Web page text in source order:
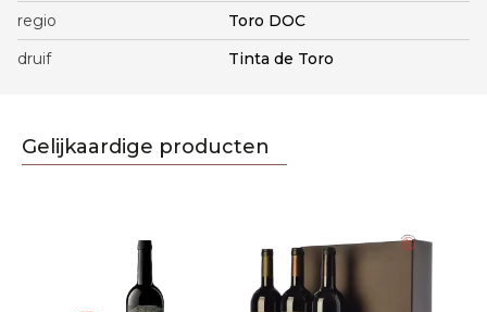
regio
Toro DOC
druif
Tinta de Toro
Gelijkaardige producten